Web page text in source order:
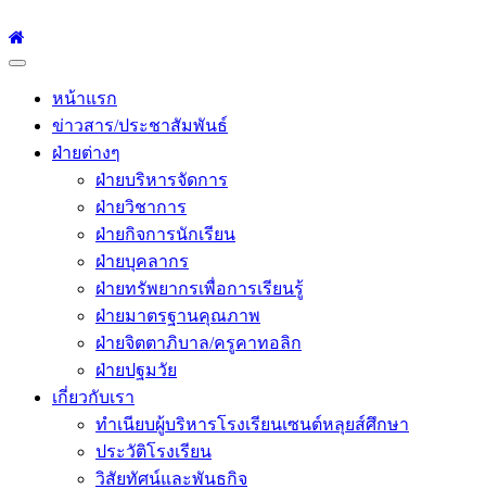
Primary
หน้าแรก
ข่าวสาร/ประชาสัมพันธ์
ฝ่ายต่างๆ
ฝ่ายบริหารจัดการ
ฝ่ายวิชาการ
ฝ่ายกิจการนักเรียน
ฝ่ายบุคลากร
ฝ่ายทรัพยากรเพื่อการเรียนรู้
ฝ่ายมาตรฐานคุณภาพ
ฝ่ายจิตตาภิบาล/ครูคาทอลิก
ฝ่ายปฐมวัย
เกี่ยวกับเรา
ทำเนียบผู้บริหารโรงเรียนเซนต์หลุยส์ศึกษา
ประวัติโรงเรียน
วิสัยทัศน์และพันธกิจ